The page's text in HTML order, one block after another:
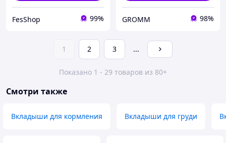
FesShop 99% GROMM 98%
1 2 3 ...
Показано 1 - 29 товаров из 80+
Смотри также
Вкладыши для кормления Вкладыши для груди